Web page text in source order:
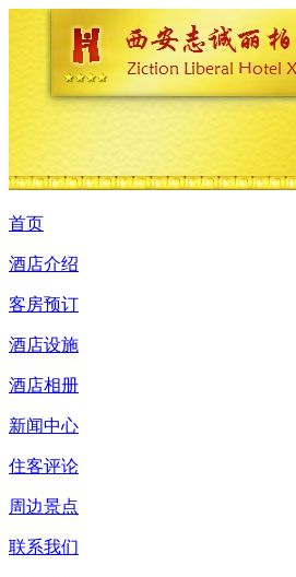
首页
酒店介绍
客房预订
酒店设施
酒店相册
新闻中心
住客评论
周边景点
联系我们